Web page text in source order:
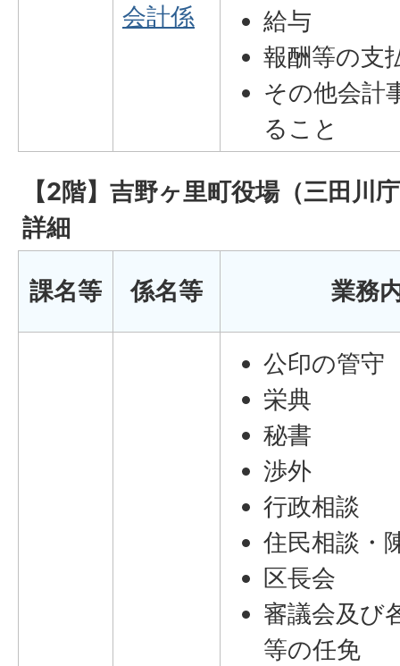
会計係
給与
報酬等の支
その他会計
ること
【2階】吉野ヶ里町役場（三田川
詳細
課名等 係名等 業務
公印の管守
栄典
秘書
渉外
行政相談
住民相談・
区長会
審議会及び
等の任免